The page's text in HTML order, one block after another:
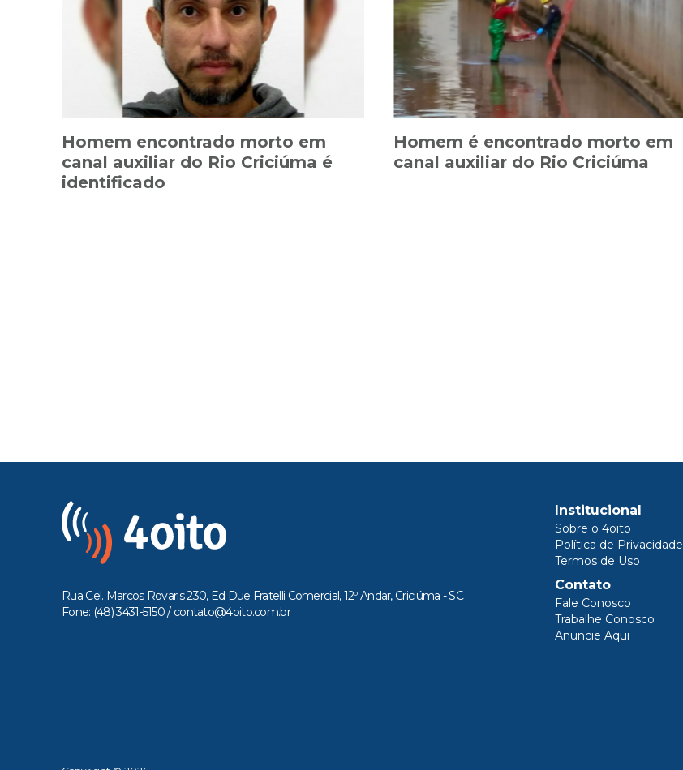
Homem encontrado morto em
canal auxiliar do Rio Criciúma é
identificado
Homem é encontrado morto em
canal auxiliar do Rio Criciúma
Rua Cel. Marcos Rovaris 230, Ed Due Fratelli Comercial, 12º Andar, Criciúma - SC
Fone: (48) 3431-5150 / contato@4oito.com.br
Institucional
Sobre o 4oito
Política de Privacidade
Termos de Uso
Contato
Fale Conosco
Trabalhe Conosco
Anuncie Aqui